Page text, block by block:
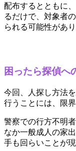
配布するとともに
るだけで、対象者
られる可能性があり
困ったら探偵へ
今回、人探し方法
行うことには、限界
警察での行方不明
なか一般成人の家
手も回らいことが現